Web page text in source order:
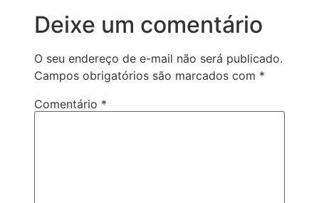
Deixe um comentário
O seu endereço de e-mail não será publicado.
Campos obrigatórios são marcados com *
Comentário *